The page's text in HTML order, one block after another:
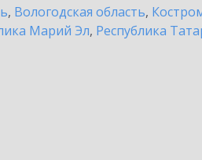
, Вологодская область,
Марий Эл, Республика